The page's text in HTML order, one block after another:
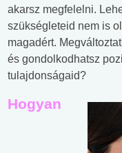
akarsz megfelelni.
szükségleteid nem is
magadért.
és gondolkodhatsz
tulajdonságaid?
Hogyan